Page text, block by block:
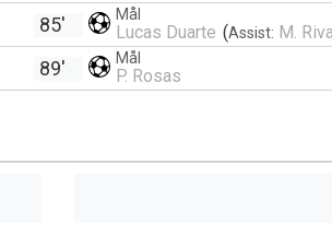
85'
Mål
Lucas Duarte (Assist: M.
89' Mål
P. Rosas